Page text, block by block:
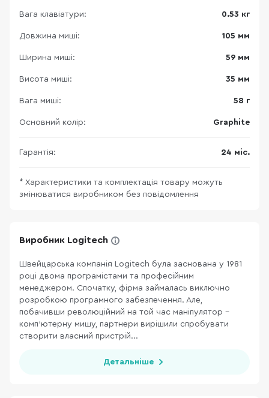
Вага клавіатури: 0.53 кг
Довжина миші: 105 мм
Ширина миші: 59 мм
Висота миші: 35 мм
Вага миші: 58 г
Основний колір: Graphite
Гарантія: 24 міс.
* Характеристики та комплектація товару можуть
змінюватися виробником без повідомлення
Виробник Logitech
Швейцарська компанія Logitech була заснована у 1981
році двома програмістами та професійним
менеджером. Спочатку, фірма займалась виключно
розробкою програмного забезпечення. Але,
побачивши революційний на той час маніпулятор –
комп’ютерну мишу, партнери вирішили спробувати
створити власний пристрій...
Детальніше